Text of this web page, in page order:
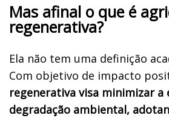
Mas afinal o que é
regenerativa?
Ela não tem uma definição
Com objetivo de impacto
regenerativa visa minimizar a
degradação ambiental,